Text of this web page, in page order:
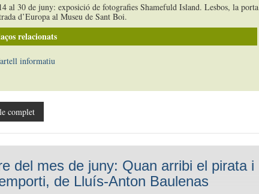
al 30 de juny: exposició de fotografies Shamefuld Island. Lesbos, la porta
d’Europa al Museu de Sant Boi.
relacionats
informatiu
complet
del mes de juny: Quan arribi el pirata i
de Lluís-Anton Baulenas